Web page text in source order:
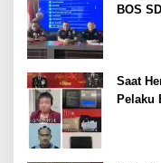
BOS
Saat
Pelaku